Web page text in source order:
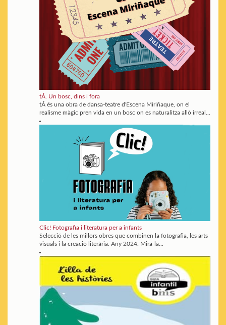
tÁ. Un bosc, dins i fora
tÁ és una obra de dansa-teatre d'Escena Miriñaque, on el
realisme màgic pren vida en un bosc on es naturalitza allò irreal...
Clic! Fotografia i literatura per a infants
Selecció de les millors obres que combinen la fotografia, les arts
visuals i la creació literària. Any 2024. Mira-la...